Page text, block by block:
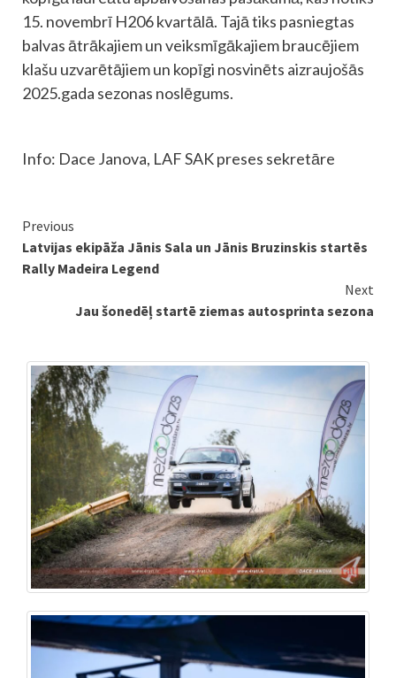
15. novembrī H206 kvartālā. Tajā tiks pasniegtas
balvas ātrākajiem un veiksmīgākajiem braucējiem
klašu uzvarētājiem un kopīgi nosvinēts aizraujošās
2025.gada sezonas noslēgums.
Info: Dace Janova, LAF SAK preses sekretāre
Continue
Reading
Previous
Latvijas ekipāža Jānis Sala un Jānis Bruzinskis startēs
Rally Madeira Legend
Next
Jau šonedēļ startē ziemas autosprinta sezona